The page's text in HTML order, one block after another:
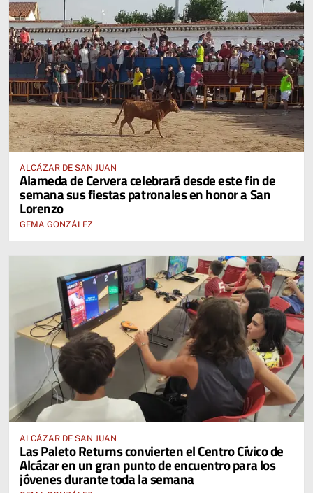
ALCÁZAR DE SAN JUAN
Alameda de Cervera celebrará desde este fin de
semana sus fiestas patronales en honor a San
Lorenzo
GEMA GONZÁLEZ
ALCÁZAR DE SAN JUAN
Las Paleto Returns convierten el Centro Cívico de
Alcázar en un gran punto de encuentro para los
jóvenes durante toda la semana